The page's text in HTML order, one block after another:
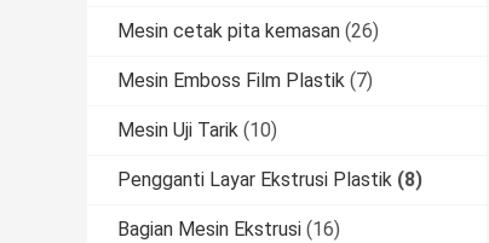
Mesin cetak pita kemasan (26)
Mesin Emboss Film Plastik (7)
Mesin Uji Tarik (10)
Pengganti Layar Ekstrusi Plastik (8)
Bagian Mesin Ekstrusi (16)